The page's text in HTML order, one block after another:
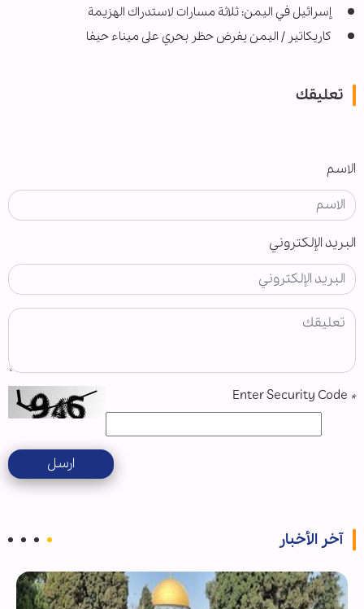
إسرائيل في اليمن: ثلاثة مسارات لاستدراك الهزيمة
كاريكاتير / اليمن يفرض حظر بحري على ميناء حيفا
تعليقك
الاسم
البريد الإلكتروني
*
ارسل
آخر الأخبار